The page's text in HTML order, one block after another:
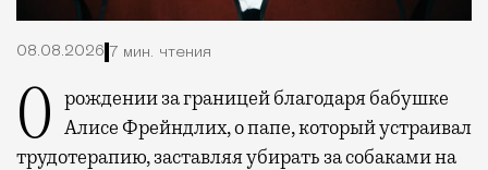
08.08.2026 7 мин. чтения
О рождении за границей благодаря бабушке Алисе Фрейндлих, о папе, который устраивал
трудотерапию, заставляя убирать за собаками на